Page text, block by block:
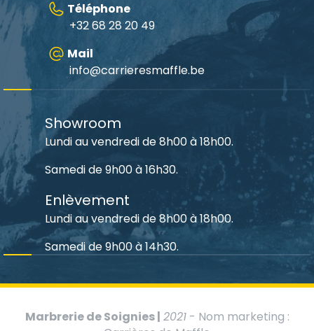
Téléphone
+32 68 28 20 49
Mail
info@carrieresmaffle.be
Showroom
Lundi au vendredi de 8h00 à 18h00.
Samedi de 9h00 à 16h30.
Enlèvement
Lundi au vendredi de 8h00 à 18h00.
Samedi de 9h00 à 14h30.
Marbrerie de Soignies | 2021- Nom marketing :